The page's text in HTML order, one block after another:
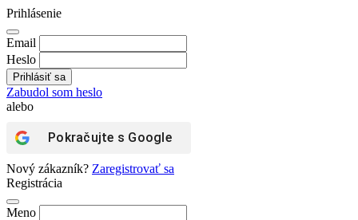
Prihlásenie
Email
Heslo
Zabudol som heslo
alebo
Pokračujte s Google
Nový zákazník? Zaregistrovať sa
Registrácia
Meno